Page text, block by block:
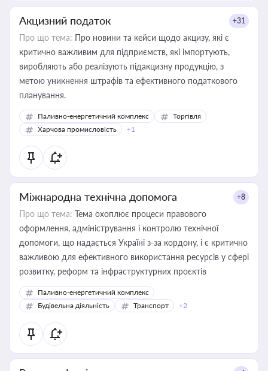
Акцизний податок +31
Про що тема: Про новини та кейси щодо акцизу, які є
критично важливим для підприємств, які імпортують,
виробляють або реалізують підакцизну продукцію, з
метою уникнення штрафів та ефективного податкового
планування.
Паливно-енергетичний комплекс
Торгівля
Харчова промисловість
+1
Міжнародна технічна допомога +8
Про що тема: Тема охоплює процеси правового
оформлення, адміністрування і контролю технічної
допомоги, що надається Україні з-за кордону, і є критично
важливою для ефективного використання ресурсів у сфері
розвитку, реформ та інфраструктурних проєктів
Паливно-енергетичний комплекс
Будівельна діяльність
Транспорт +2